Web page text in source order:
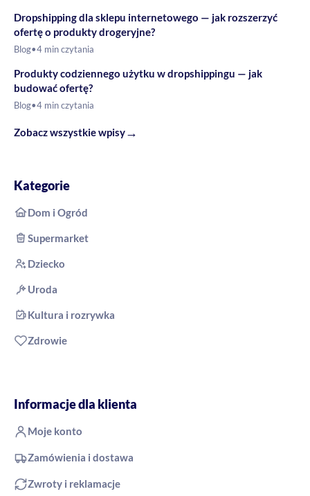
Dropshipping dla sklepu internetowego — jak rozszerzyć
ofertę o produkty drogeryjne?
Blog•4 min czytania
Produkty codziennego użytku w dropshippingu — jak
budować ofertę?
Blog•4 min czytania
Zobacz wszystkie wpisy→
Kategorie
Dom i Ogród
Supermarket
Dziecko
Uroda
Kultura i rozrywka
Zdrowie
Informacje dla klienta
Moje konto
Zamówienia i dostawa
Zwroty i reklamacje